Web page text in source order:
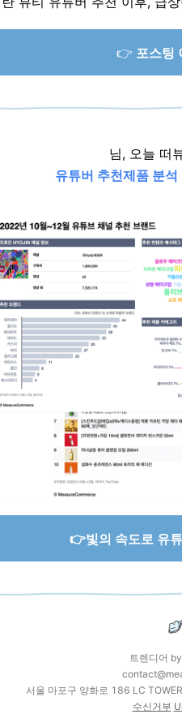
👉 포스팅
님, 오늘 떠
유튜버 추천제품 분
👉빛의 속도로 유
트렌디어
서울 마포구 양화로 186 LC
수신거부